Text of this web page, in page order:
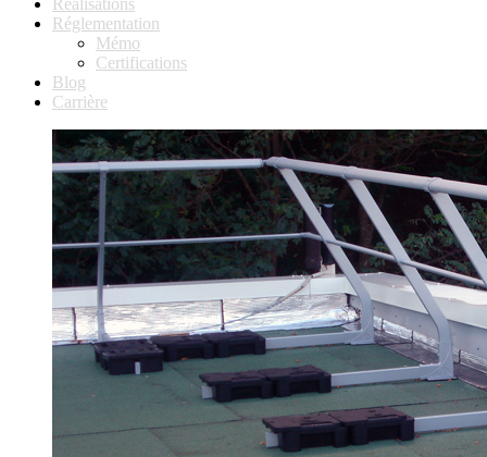
Réglementation
Mémo
Certifications
Blog
Carrière